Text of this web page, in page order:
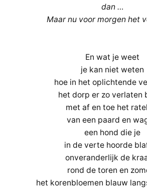
dan …
Maar nu voor morgen het
En wat je weet
je kan niet weten
hoe in het oplichtende
het dorp er zo verlaten
met af en toe het
van een paard en
een hond die je
in de verte hoorde
onveranderlijk de
rond de toren en
het korenbloemen blauw